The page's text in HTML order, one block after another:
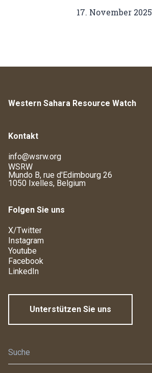
17. November 2025
Western Sahara Resource Watch
Kontakt
info@wsrw.org
WSRW
Mundo B, rue d'Edimbourg 26
1050 Ixelles, Belgium
Folgen Sie uns
X/Twitter
Instagram
Youtube
Facebook
LinkedIn
Unterstützen Sie uns